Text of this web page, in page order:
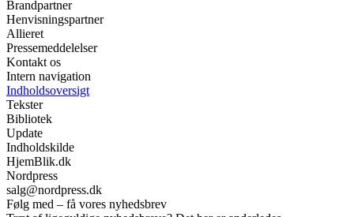
Brandpartner
Henvisningspartner
Allieret
Pressemeddelelser
Kontakt os
Intern navigation
Indholdsoversigt
Tekster
Bibliotek
Update
Indholdskilde
HjemBlik.dk
Nordpress
salg@nordpress.dk
Følg med – få vores nyhedsbrev